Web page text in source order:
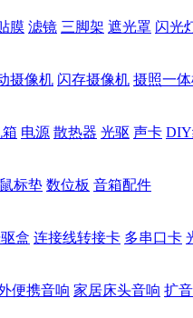
膜 滤镜 三脚架 遮光罩 闪光
摄像机 闪存摄像机 摄照一
电源 散热器 光驱 声卡
鼠标垫 数位板 音箱配件
盒 连接线转接卡 多串口卡
便携音响 家居床头音响 扩